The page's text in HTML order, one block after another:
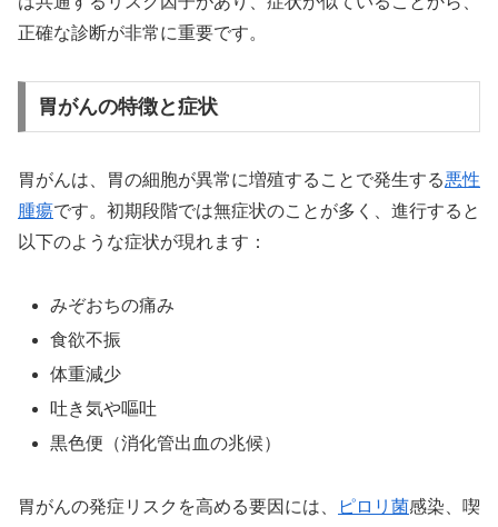
正確な診断が非常に重要です。
胃がんの特徴と症状
胃がんは、胃の細胞が異常に増殖することで発生する悪性
腫瘍です。初期段階では無症状のことが多く、進行すると
以下のような症状が現れます：
みぞおちの痛み
食欲不振
体重減少
吐き気や嘔吐
黒色便（消化管出血の兆候）
胃がんの発症リスクを高める要因には、 ピロリ菌感染、喫